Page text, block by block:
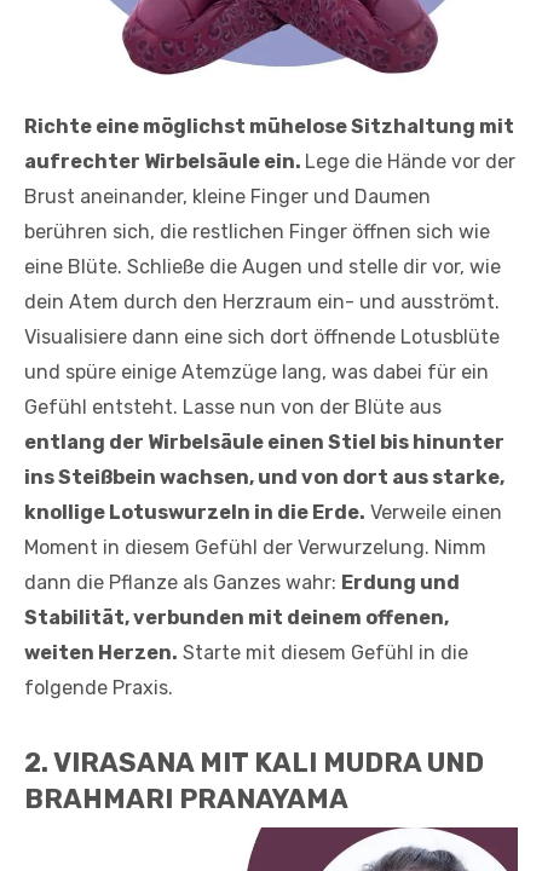
Richte eine möglichst mühelose Sitzhaltung mit
aufrechter Wirbelsäule ein. Lege die Hände vor der
Brust aneinander, kleine Finger und Daumen
berühren sich, die restlichen Finger öffnen sich wie
eine Blüte. Schließe die Augen und stelle dir vor, wie
dein Atem durch den Herzraum ein- und ausströmt.
Visualisiere dann eine sich dort öffnende Lotusblüte
und spüre einige Atemzüge lang, was dabei für ein
Gefühl entsteht. Lasse nun von der Blüte aus
entlang der Wirbelsäule einen Stiel bis hinunter
ins Steißbein wachsen, und von dort aus starke,
knollige Lotuswurzeln in die Erde. Verweile einen
Moment in diesem Gefühl der Verwurzelung. Nimm
dann die Pflanze als Ganzes wahr: Erdung und
Stabilität, verbunden mit deinem offenen,
weiten Herzen. Starte mit diesem Gefühl in die
folgende Praxis.
2. VIRASANA MIT KALI MUDRA UND
BRAHMARI PRANAYAMA